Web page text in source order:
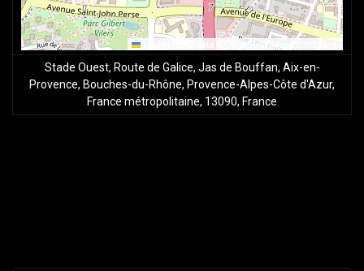
Map data © OpenStreetMap
contributors
Stade Ouest, Route de Galice, Jas de Bouffan, Aix-en-
Provence, Bouches-du-Rhône, Provence-Alpes-Côte d'Azur,
France métropolitaine, 13090, France